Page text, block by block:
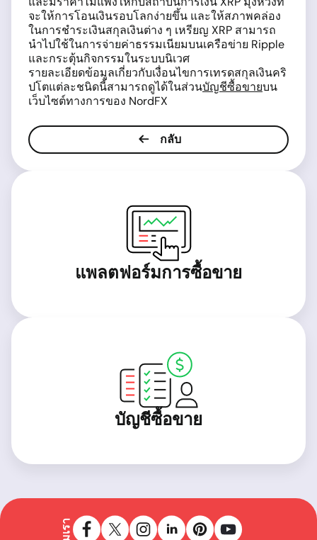
จะให้การโอนเงินรอบโลกง่ายขึ้น และให้สภาพคล่อง
ในการชำระเงินสกุลเงินต่าง ๆ เหรียญ XRP สามารถ
นำไปใช้ในการจ่ายค่าธรรมเนียมบนเครือข่าย Ripple
และกระตุ้นกิจกรรมในระบบนิเวศ
รายละเอียดข้อมูลเกี่ยวกับเงื่อนไขการเทรดสกุลเงินคริ
ปโตแต่ละชนิดนี้สามารถดูได้ในส่วนบัญชีซื้อขายบน
เว็บไซต์ทางการของ NordFX
กลับ
แพลตฟอร์มการซื้อขาย
บัญชีซื้อขาย